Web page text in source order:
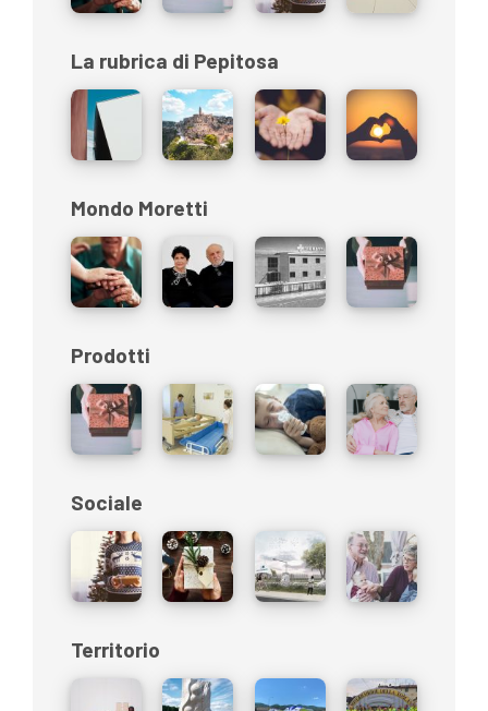
La rubrica di Pepitosa
Mondo Moretti
Prodotti
Sociale
Territorio